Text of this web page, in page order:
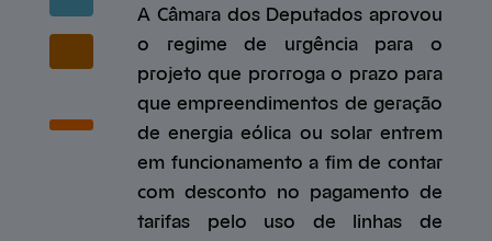
A Câmara dos Deputados aprovou
o regime de urgência para o
projeto que prorroga o prazo para
que empreendimentos de geração
de energia eólica ou solar entrem
em funcionamento a fim de contar
com desconto no pagamento de
tarifas pelo uso de linhas de